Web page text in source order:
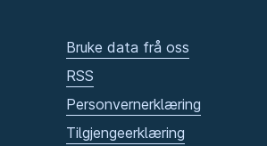
Bruke data frå oss
RSS
Personvernerklæring
Tilgjengeerklæring